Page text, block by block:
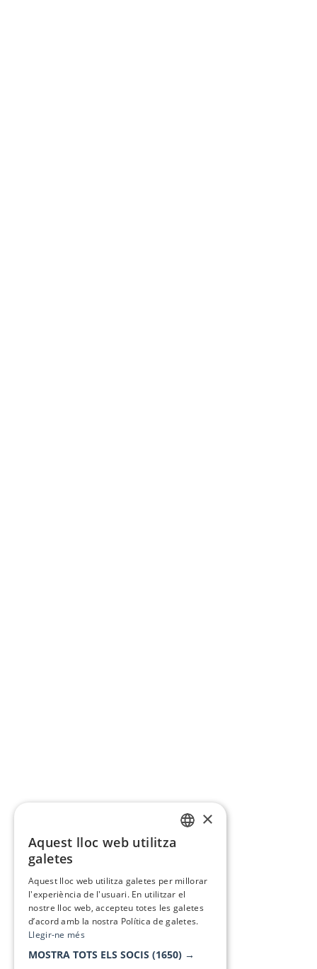
×
Aquest lloc web utilitza
galetes
Aquest lloc web utilitza galetes per millorar
l'experiència de l'usuari. En utilitzar el
nostre lloc web, accepteu totes les galetes
d’acord amb la nostra Política de galetes.
Llegir-ne més
MOSTRA TOTS ELS SOCIS (1650) →